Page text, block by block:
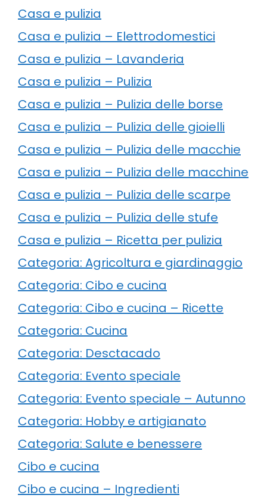
Casa e pulizia
Casa e pulizia – Elettrodomestici
Casa e pulizia – Lavanderia
Casa e pulizia – Pulizia
Casa e pulizia – Pulizia delle borse
Casa e pulizia – Pulizia delle gioielli
Casa e pulizia – Pulizia delle macchie
Casa e pulizia – Pulizia delle macchine
Casa e pulizia – Pulizia delle scarpe
Casa e pulizia – Pulizia delle stufe
Casa e pulizia – Ricetta per pulizia
Categoria: Agricoltura e giardinaggio
Categoria: Cibo e cucina
Categoria: Cibo e cucina – Ricette
Categoria: Cucina
Categoria: Desctacado
Categoria: Evento speciale
Categoria: Evento speciale – Autunno
Categoria: Hobby e artigianato
Categoria: Salute e benessere
Cibo e cucina
Cibo e cucina – Ingredienti